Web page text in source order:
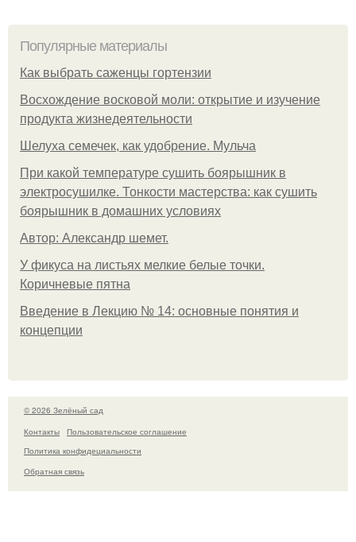
Популярные материалы
Как выбрать саженцы гортензии
Восхождение восковой моли: открытие и изучение
продукта жизнедеятельности
Шелуха семечек, как удобрение. Мульча
При какой температуре сушить боярышник в
электросушилке. Тонкости мастерства: как сушить
боярышник в домашних условиях
Автор: Александр шемет.
У фикуса на листьях мелкие белые точки.
Коричневые пятна
Введение в Лекцию № 14: основные понятия и
концепции
© 2026 Зелёный сад
Контакты
Пользовательское соглашение
Политика конфидециальности
Обратная связь